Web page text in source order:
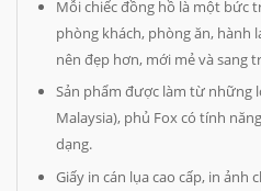
Mỗi chiếc đồng hồ là một bức
phòng khách, phòng ăn, hành
nên đẹp hơn, mới mẻ và sang
Sản phẩm được làm từ những
Malaysia), phủ Fox có tính
dạng.
Giấy in cán lụa cao cấp, in ảnh